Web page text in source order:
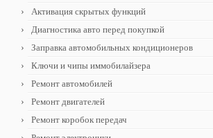
Активация скрытых функций
Диагностика авто перед покупкой
Заправка автомобильных кондиционеров
Ключи и чипы иммобилайзера
Ремонт автомобилей
Ремонт двигателей
Ремонт коробок передач